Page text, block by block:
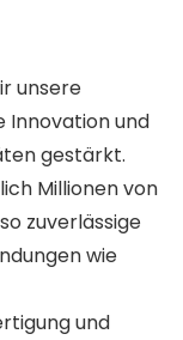
unsere
Innovation und
gestärkt.
Millionen von
zuverlässige
wie
und